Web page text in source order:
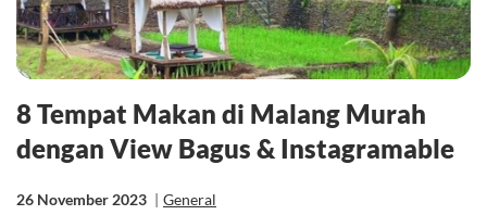
8 Tempat Makan di Malang Murah
dengan View Bagus & Instagramable
26 November 2023 | General